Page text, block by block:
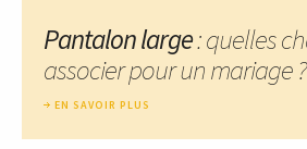
Pantalon large: quelles
associer pour un mariage ?
EN SAVOIR PLUS